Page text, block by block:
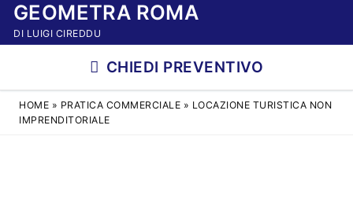
VaiGEOMETRA ROMA
DI LUIGI CIREDDU
CHIEDI PREVENTIVO
HOME » PRATICA COMMERCIALE » LOCAZIONE TURISTICA NON
IMPRENDITORIALE